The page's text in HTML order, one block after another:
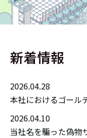
新着情報
2026.04.28
本社におけるゴール
2026.04.10
当社名を騙った偽物